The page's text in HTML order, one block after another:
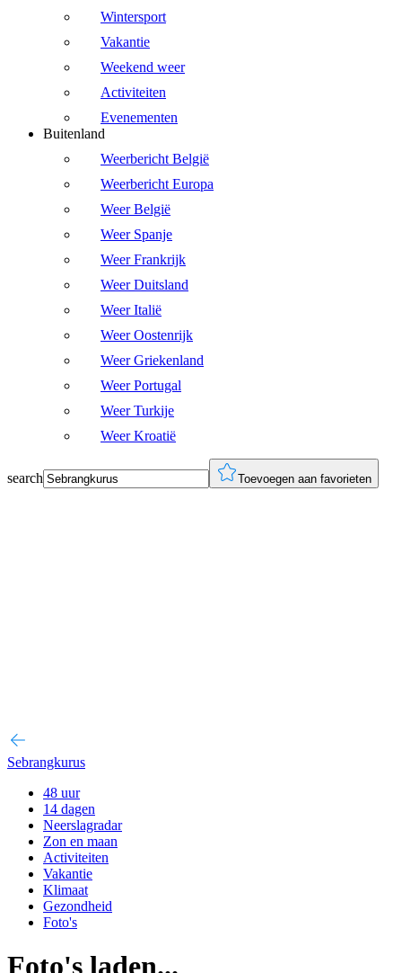
Wintersport
Vakantie
Weekend weer
Activiteiten
Evenementen
Buitenland
Weerbericht België
Weerbericht Europa
Weer België
Weer Spanje
Weer Frankrijk
Weer Duitsland
Weer Italië
Weer Oostenrijk
Weer Griekenland
Weer Portugal
Weer Turkije
Weer Kroatië
search Toevoegen aan favorieten
Sebrangkurus
48 uur
14 dagen
Neerslagradar
Zon en maan
Activiteiten
Vakantie
Klimaat
Gezondheid
Foto's
Foto's laden...